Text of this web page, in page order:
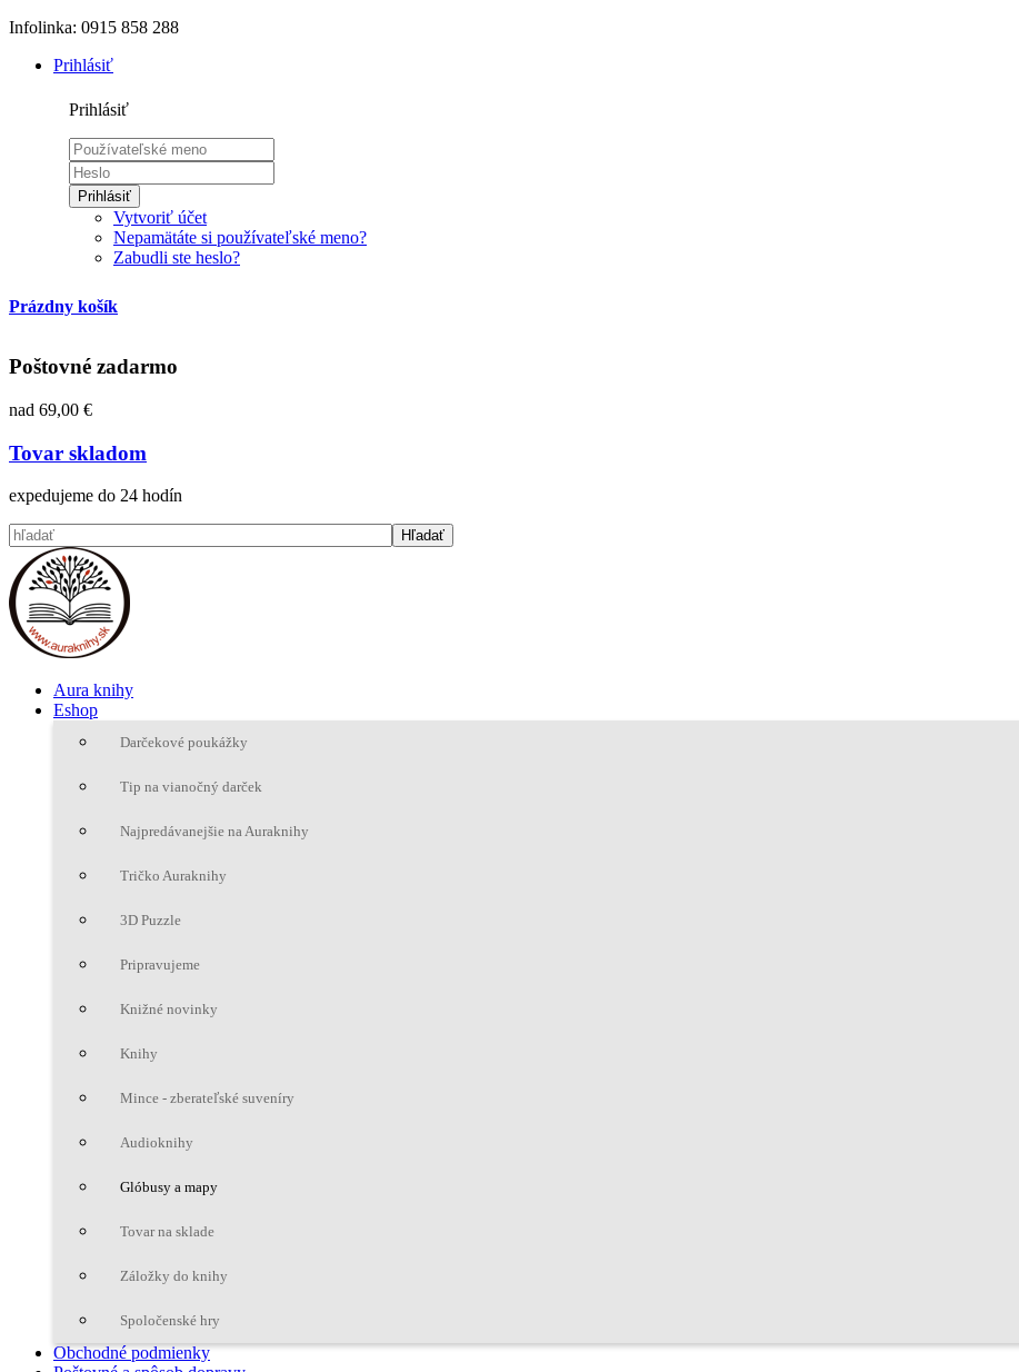
Infolinka: 0915 858 288
Prihlásiť
Prihlásiť
Prihlásiť
Vytvoriť účet
Nepamätáte si používateľské meno?
Zabudli ste heslo?
Prázdny košík
Poštovné zadarmo
nad 69,00 €
Tovar skladom
expedujeme do 24 hodín
Aura knihy
Eshop
Darčekové poukážky
Tip na vianočný darček
Najpredávanejšie na Auraknihy
Tričko Auraknihy
3D Puzzle
Pripravujeme
Knižné novinky
Knihy
Mince - zberateľské suveníry
Audioknihy
Glóbusy a mapy
Tovar na sklade
Záložky do knihy
Spoločenské hry
Obchodné podmienky